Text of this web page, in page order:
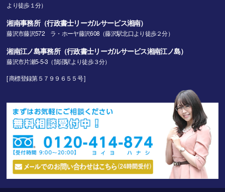
より徒歩１分）
湘南事務所（行政書士リーガルサービス湘南）
藤沢市藤沢572 ラ・ホーヤ藤沢608（藤沢駅北口より徒歩２分）
湘南江ノ島事務所（行政書士リーガルサービス湘南江ノ島）
藤沢市片瀬5-5-3（鵠沼駅より徒歩３分）
[ 商標登録第５７９９６５５号 ]